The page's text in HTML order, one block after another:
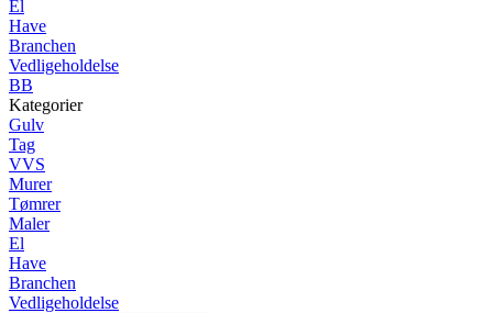
El
Have
Branchen
Vedligeholdelse
BB
Kategorier
Gulv
Tag
VVS
Murer
Tømrer
Maler
El
Have
Branchen
Vedligeholdelse